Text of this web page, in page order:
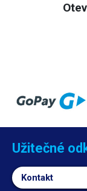
Užitečné
Kontakt